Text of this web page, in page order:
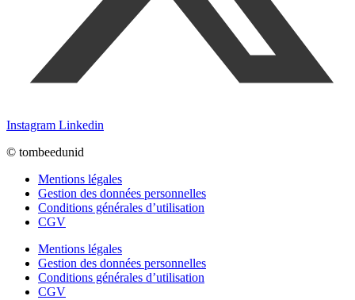
Instagram Linkedin
© tombeedunid
Mentions légales
Gestion des données personnelles
Conditions générales d’utilisation
CGV
Mentions légales
Gestion des données personnelles
Conditions générales d’utilisation
CGV